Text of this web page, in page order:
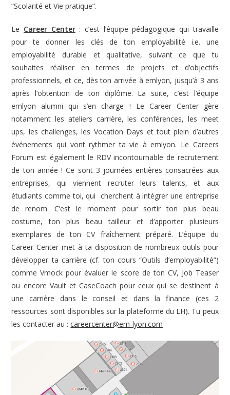
“Scolarité et Vie pratique”.
Le Career Center: c’est l’équipe pédagogique qui travaille
pour te donner les clés de ton employabilité i.e. une
employabilité durable et qualitative, suivant ce que tu
souhaites réaliser en termes de projets et d’objectifs
professionnels, et ce, dès ton arrivée à emlyon, jusqu’à 3 ans
après l’obtention de ton diplôme. La suite, c’est l’équipe
emlyon alumni qui s’en charge ! Le Career Center gère
notamment les ateliers carrière, les conférences, les meet
ups, les challenges, les Vocation Days et tout plein d’autres
événements qui vont rythmer ta vie à emlyon. Le Careers
Forum est également le RDV incontournable de recrutement
de ton année ! Ce sont 3 journées entières consacrées aux
entreprises, qui viennent recruter leurs talents, et aux
étudiants comme toi, qui cherchent à intégrer une entreprise
de renom. C’est le moment pour sortir ton plus beau
costume, ton plus beau tailleur et d’apporter plusieurs
exemplaires de ton CV fraîchement préparé. L’équipe du
Career Center met à ta disposition de nombreux outils pour
développer ta carrière (cf. ton cours “Outils d’employabilité”)
comme Vmock pour évaluer le score de ton CV, Job Teaser
ou encore Vault et CaseCoach pour ceux qui se destinent à
une carrière dans le conseil et dans la finance (ces 2
ressources sont disponibles sur la plateforme du LH). Tu peux
les contacter au :careercenter@em-lyon.com